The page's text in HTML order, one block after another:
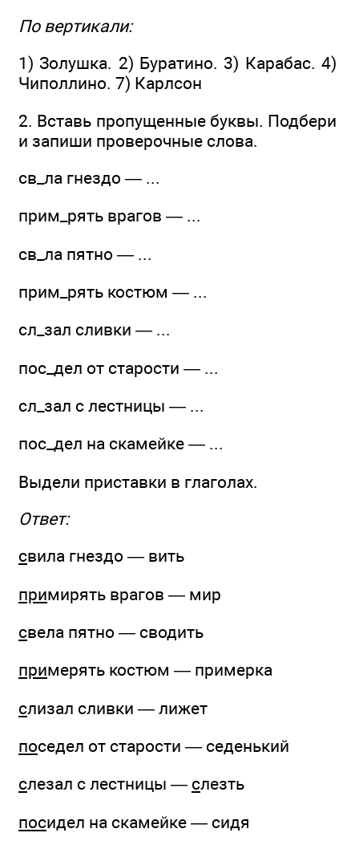
По вертикали:
1) Золушка. 2) Буратино. 3) Карабас. 4)
Чиполлино. 7) Карлсон
2. Вставь пропущенные буквы. Подбери
и запиши проверочные слова.
св_ла гнездо — ...
прим_рять врагов — ...
св_ла пятно — ...
прим_рять костюм — ...
сл_зал сливки — ...
пос_дел от старости — ...
сл_зал с лестницы — ...
пос_дел на скамейке — ...
Выдели приставки в глаголах.
Ответ:
свила гнездо — вить
примирять врагов — мир
свела пятно — сводить
примерять костюм — примерка
слизал сливки — лижет
поседел от старости — седенький
слезал с лестницы — слезть
посидел на скамейке — сидя